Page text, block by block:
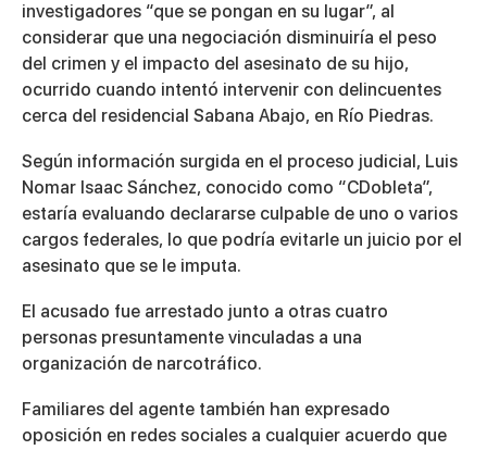
investigadores “que se pongan en su lugar”, al
considerar que una negociación disminuiría el peso
del crimen y el impacto del asesinato de su hijo,
ocurrido cuando intentó intervenir con delincuentes
cerca del residencial Sabana Abajo, en Río Piedras.
Según información surgida en el proceso judicial, Luis
Nomar Isaac Sánchez, conocido como “CDobleta”,
estaría evaluando declararse culpable de uno o varios
cargos federales, lo que podría evitarle un juicio por el
asesinato que se le imputa.
El acusado fue arrestado junto a otras cuatro
personas presuntamente vinculadas a una
organización de narcotráfico.
Familiares del agente también han expresado
oposición en redes sociales a cualquier acuerdo que